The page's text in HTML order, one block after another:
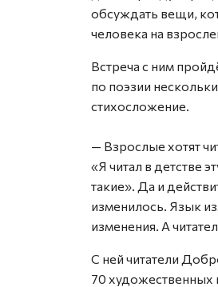
обсуждать вещи,
человека на
Встреча с ним
по поэзии
стихосложение.
— Взрослые хотят
«Я читал в детстве
такие». Да и
изменилось. Язык
изменения. А
С ней читатели
70 художественных